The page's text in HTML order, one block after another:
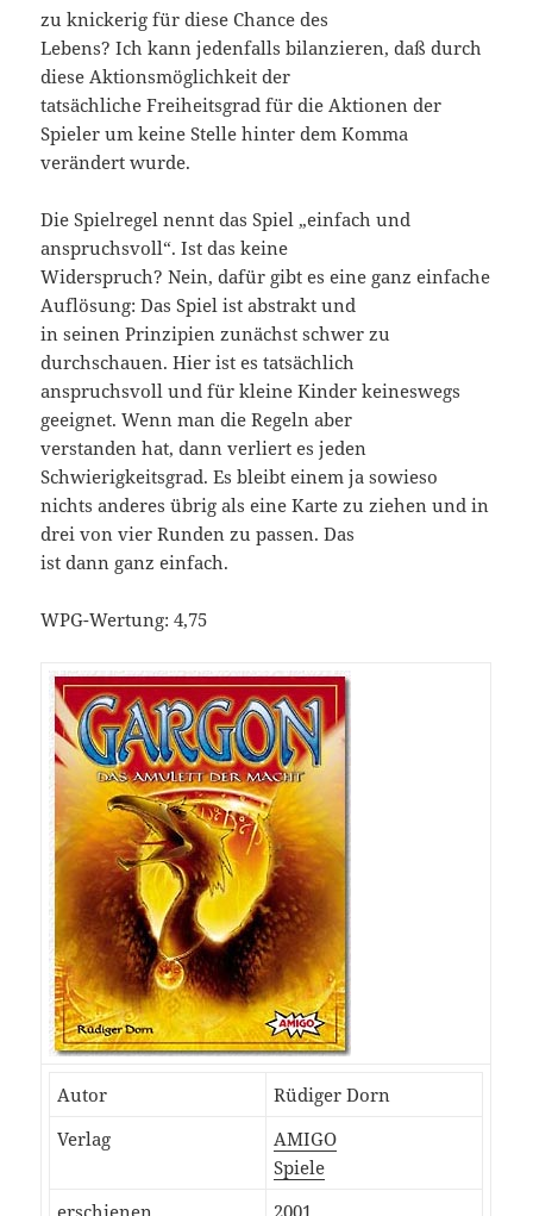
zu knickerig für diese Chance des
Lebens? Ich kann jedenfalls bilanzieren, daß durch
diese Aktionsmöglichkeit der
tatsächliche Freiheitsgrad für die Aktionen der
Spieler um keine Stelle hinter dem Komma
verändert wurde.
Die Spielregel nennt das Spiel „einfach und
anspruchsvoll“. Ist das keine
Widerspruch? Nein, dafür gibt es eine ganz einfache
Auflösung: Das Spiel ist abstrakt und
in seinen Prinzipien zunächst schwer zu
durchschauen. Hier ist es tatsächlich
anspruchsvoll und für kleine Kinder keineswegs
geeignet. Wenn man die Regeln aber
verstanden hat, dann verliert es jeden
Schwierigkeitsgrad. Es bleibt einem ja sowieso
nichts anderes übrig als eine Karte zu ziehen und in
drei von vier Runden zu passen. Das
ist dann ganz einfach.
WPG-Wertung: 4,75
Autor
Rüdiger Dorn
Verlag
AMIGO
Spiele
erschienen
2001